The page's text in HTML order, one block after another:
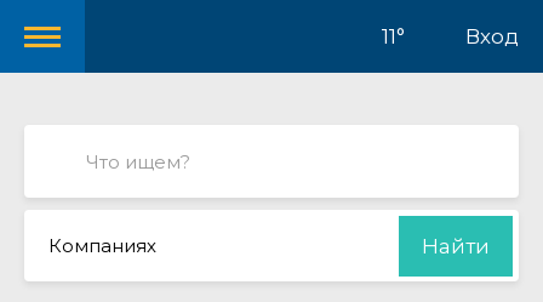
11° Вход
Компаниях Найти